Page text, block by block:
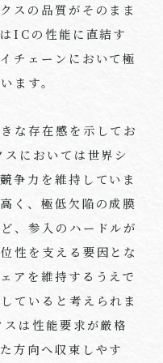
スの品質がそのまま
ICの性能に直結す
チェーンにおいて極
ます。
な存在感を示してお
においては世界シ
争力を維持していま
く、極低欠陥の成膜
、参入のハードルが
性を支える要因とな
アを維持するうえで
ていると考えられま
は性能要求が厳格
方向へ収束しやす